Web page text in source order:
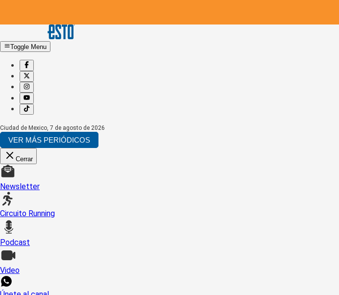
Toggle Menu
Ciudad de Mexico, 7 de agosto de 2026
VER MÁS PERIÓDICOS
Cerrar
Newsletter
Circuito Running
Podcast
Video